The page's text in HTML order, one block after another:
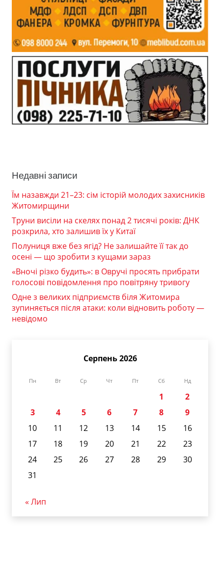
Недавні записи
Їм назавжди 21–23: сім історій молодих захисників
Житомирщини
Труни висіли на скелях понад 2 тисячі років: ДНК
розкрила, хто залишив їх у Китаї
Полуниця вже без ягід? Не залишайте її так до
осені — що зробити з кущами зараз
«Вночі різко будить»: в Овручі просять прибрати
голосові повідомлення про повітряну тривогу
Одне з великих підприємств біля Житомира
зупиняється після атаки: коли відновить роботу —
невідомо
Серпень 2026
Пн Вт Ср Чт Пт Сб Нд
1
2
3
4 5 6 7 8
9
10
11 12 13 14 15
16
17
18 19 20 21 22
23
24
25 26 27 28 29
30
31
« Лип